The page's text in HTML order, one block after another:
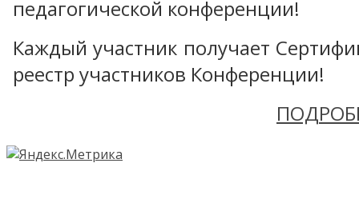
педагогической конференции!
Каждый участник получает
реестр участников Конференции!